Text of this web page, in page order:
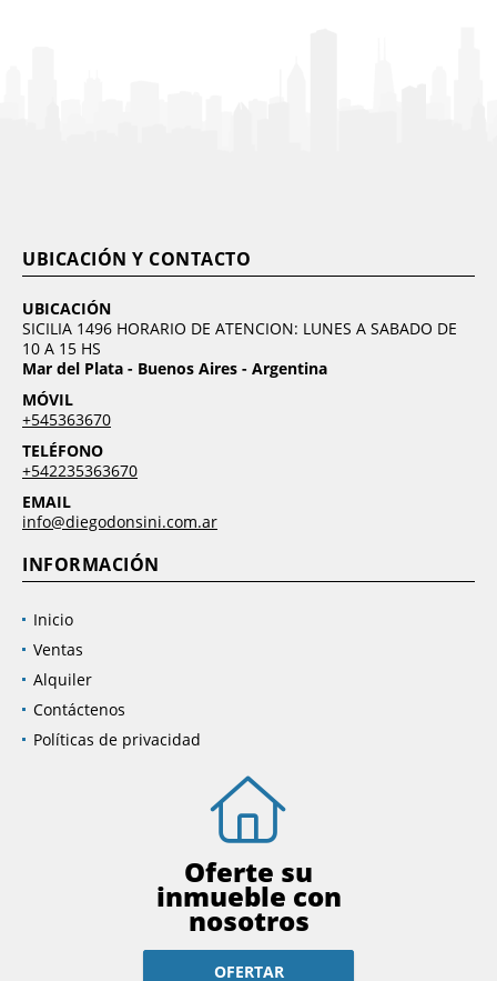
UBICACIÓN Y CONTACTO
UBICACIÓN
SICILIA 1496 HORARIO DE ATENCION: LUNES A SABADO DE
10 A 15 HS
Mar del Plata - Buenos Aires - Argentina
MÓVIL
+545363670
TELÉFONO
+542235363670
EMAIL
info@diegodonsini.com.ar
INFORMACIÓN
Inicio
Ventas
Alquiler
Contáctenos
Políticas de privacidad
Oferte su
inmueble con
nosotros
OFERTAR